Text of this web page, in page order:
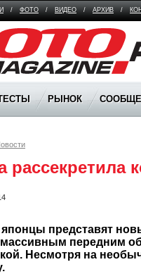
/ ФОТО / ВИДЕО / АРХИВ /
РЫНОК
рассекретила
японцы представят
передним
Несмотря на